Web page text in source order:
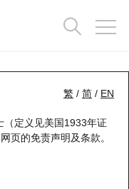
繁 / 简 / EN
（定义见美国1933年证
页的免责声明及条款。
数